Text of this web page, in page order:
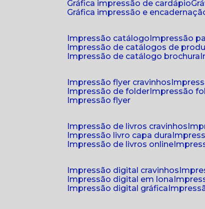
gráfica impressão de cardápio
gráfica impressão e
impressão catálogo impressão
impressão de catálogos de
impressão de catálogo brochura
impressão flyer cravinhos
impressão de folder impressão
impressão flyer
impressão de livros cravinhos
impressão livro capa dura
impressão de livros online
impressão digital cravinhos
impressão digital em lona
impressão digital gráfica